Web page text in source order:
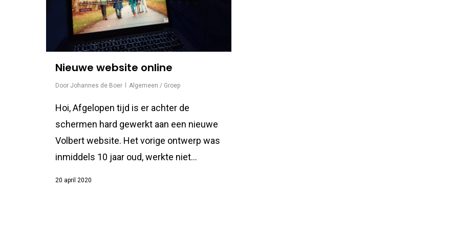
Nieuwe website online
Door Johannes de Boer Algemeen / Groep
Hoi, Afgelopen tijd is er achter de
schermen hard gewerkt aan een nieuwe
Volbert website. Het vorige ontwerp was
inmiddels 10 jaar oud, werkte niet...
20 april 2020